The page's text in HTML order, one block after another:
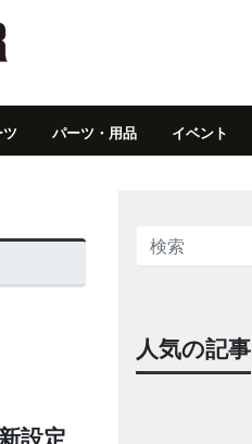
パーツ・用品 イベント
設定
人気の記事